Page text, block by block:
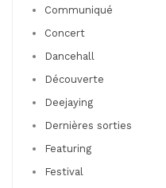
Communiqué
Concert
Dancehall
Découverte
Deejaying
Dernières sorties
Featuring
Festival